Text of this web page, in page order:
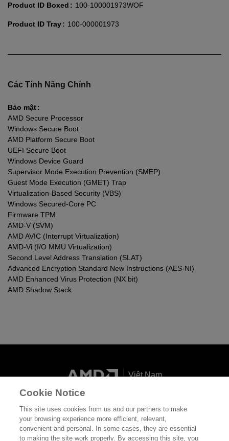
Product ID Boxed 100-100001973WOF
Product ID Tray 100-000001973
Các Tính Năng Chính
Bảo mật
AMD Secure Processor
Windows Secure Boot
AMD Platform Secure Boot
UEFI Secure Boot
Windows Device Guard
Supervisor Mode Execution Prevention (SMEP)
Guest Mode Execution (GMET) Trap
Virtualization-Based Security (VBS)
Windows Secured-Core PC
Firmware TPM
AMD-V (SVM)
AMD AVIC (Interrupt Virtualization)
AMD-Vi (I/O MMU Virtualization)
Second Level Address Translation (SLAT)
Advanced Encryption Standard New Instructions (AES-NI)
AMD Enhanced Virus Protection (NX bit)
AMD Shadow Stack
Việt Nam
Bảo Mật Thông Tin Cá Nhân
Chính Sách Cookies
Cookie Notice
This site uses cookies from us and our partners to make
your browsing experience more efficient, relevant,
convenient and personal. In some cases, they are essential
to making the site work properly. By accessing this site, you